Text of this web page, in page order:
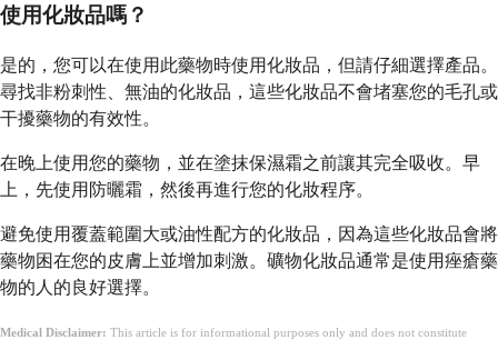
使用化妝品嗎？
是的，您可以在使用此藥物時使用化妝品，但請仔細選擇產品。
尋找非粉刺性、無油的化妝品，這些化妝品不會堵塞您的毛孔或
干擾藥物的有效性。
在晚上使用您的藥物，並在塗抹保濕霜之前讓其完全吸收。早
上，先使用防曬霜，然後再進行您的化妝程序。
避免使用覆蓋範圍大或油性配方的化妝品，因為這些化妝品會將
藥物困在您的皮膚上並增加刺激。礦物化妝品通常是使用痤瘡藥
物的人的良好選擇。
Medical Disclaimer: This article is for informational purposes only and does not constitute